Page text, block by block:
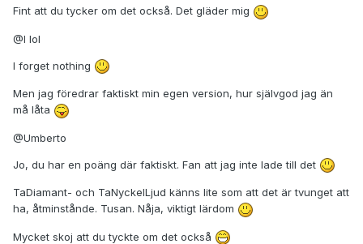
Fint att du tycker om det också. Det gläder mig
@I lol
I forget nothing
Men jag föredrar faktiskt min egen version, hur självgod jag än
må låta
@Umberto
Jo, du har en poäng där faktiskt. Fan att jag inte lade till det
TaDiamant- och TaNyckelLjud känns lite som att det är tvunget att
ha, åtminstånde. Tusan. Nåja, viktigt lärdom
Mycket skoj att du tyckte om det också